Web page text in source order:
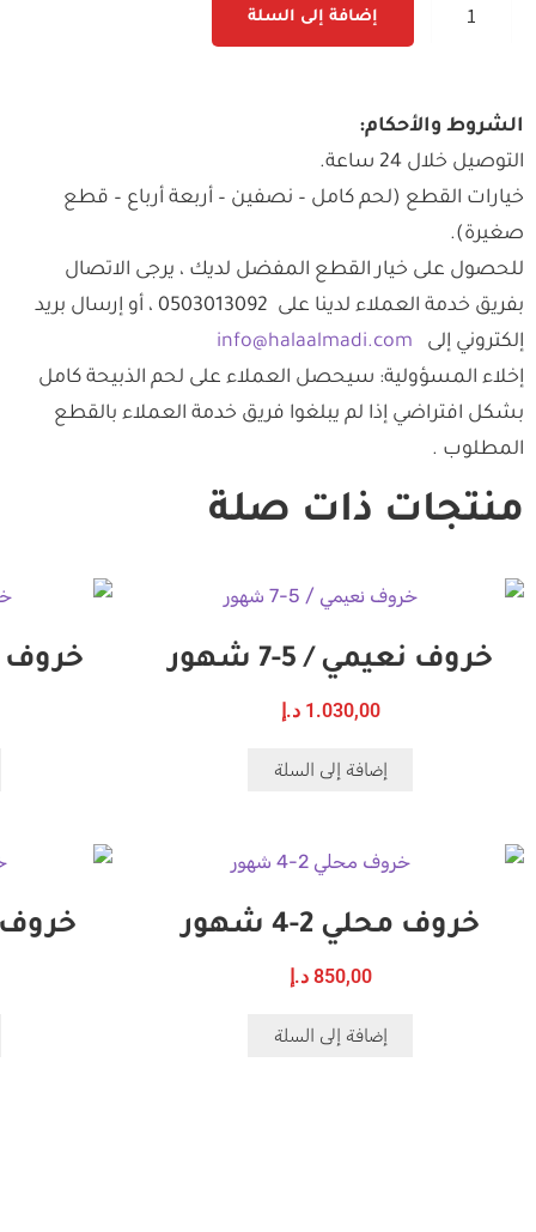
إضافة إلى السلة
الشروط والأحكام:
التوصيل خلال 24 ساعة.
خيارات القطع (لحم كامل – نصفين – أربعة أرباع – قطع
صغيرة).
للحصول على خيار القطع المفضل لديك ، يرجى الاتصال
بفريق خدمة العملاء لدينا على 0503013092 ، أو إرسال بريد
إلكتروني إلى
info@halaalmadi.com
إخلاء المسؤولية: سيحصل العملاء على لحم الذبيحة كامل
بشكل افتراضي إذا لم يبلغوا فريق خدمة العملاء بالقطع
المطلوب .
منتجات ذات صلة
خروف نعيمي / 5-7 شهور
1.030,00 د.إ
إضافة إلى السلة
خروف
خروف محلي 2-4 شهور
850,00 د.إ
إضافة إلى السلة
خروف